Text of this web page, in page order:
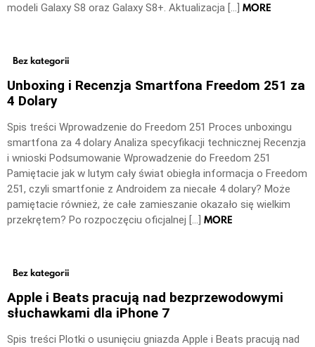
modeli Galaxy S8 oraz Galaxy S8+. Aktualizacja […] MORE
Bez kategorii
Unboxing i Recenzja Smartfona Freedom 251 za
4 Dolary
Spis treści Wprowadzenie do Freedom 251 Proces unboxingu
smartfona za 4 dolary Analiza specyfikacji technicznej Recenzja
i wnioski Podsumowanie Wprowadzenie do Freedom 251
Pamiętacie jak w lutym cały świat obiegła informacja o Freedom
251, czyli smartfonie z Androidem za niecałe 4 dolary? Może
pamiętacie również, że całe zamieszanie okazało się wielkim
przekrętem? Po rozpoczęciu oficjalnej […] MORE
Bez kategorii
Apple i Beats pracują nad bezprzewodowymi
słuchawkami dla iPhone 7
Spis treści Plotki o usunięciu gniazda Apple i Beats pracują nad